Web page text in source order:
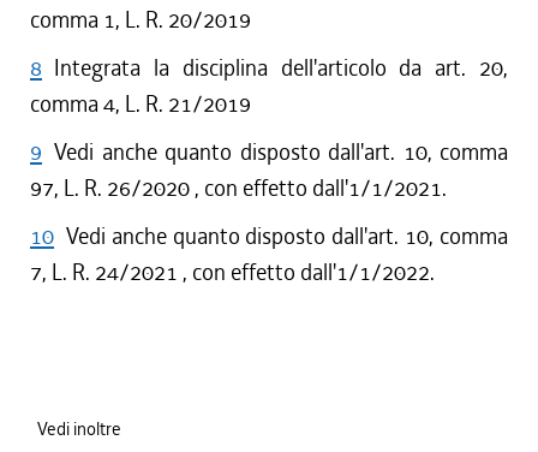
comma 1, L. R. 20/2019
8 Integrata la disciplina dell'articolo da art. 20,
comma 4, L. R. 21/2019
9 Vedi anche quanto disposto dall'art. 10, comma
97, L. R. 26/2020 , con effetto dall'1/1/2021.
10 Vedi anche quanto disposto dall'art. 10, comma
7, L. R. 24/2021 , con effetto dall'1/1/2022.
Vedi inoltre